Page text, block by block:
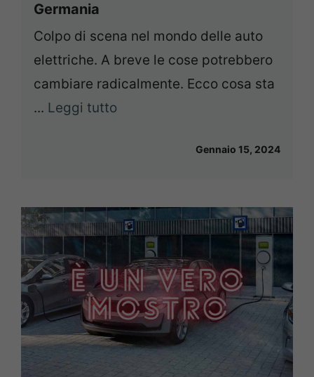
Germania
Colpo di scena nel mondo delle auto
elettriche. A breve le cose potrebbero
cambiare radicalmente. Ecco cosa sta
... Leggi tutto
Gennaio 15, 2024